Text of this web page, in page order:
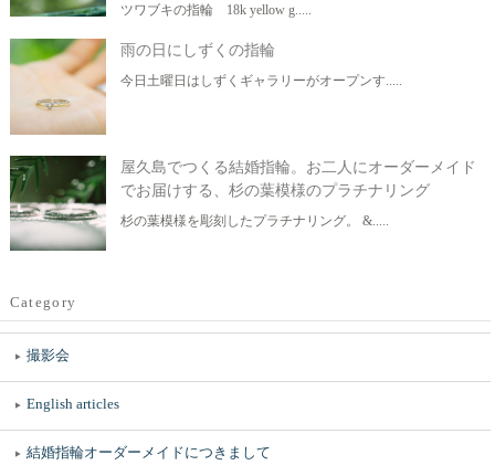
ツワブキの指輪 18k yellow g.....
雨の日にしずくの指輪
今日土曜日はしずくギャラリーがオープンす.....
屋久島でつくる結婚指輪。お二人にオーダーメイド
でお届けする、杉の葉模様のプラチナリング
杉の葉模様を彫刻したプラチナリング。 &.....
Category
撮影会
English articles
結婚指輪オーダーメイドにつきまして